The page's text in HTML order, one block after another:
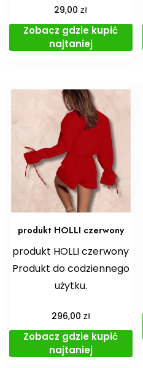
29,00zł
Zobacz gdzie kupić
najtaniej
produkt HOLLI czerwony
produkt HOLLI czerwony
Produkt do codziennego
użytku.
296,00 zł
Zobacz gdzie kupić
najtaniej